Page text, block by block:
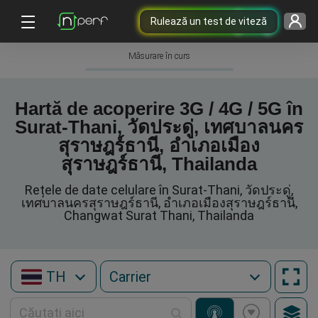
Rulează un test de viteză
Măsurare în curs
Hartă de acoperire 3G / 4G / 5G în
Surat-Thani, วัดประดู่, เทศบาลนคร
สุราษฎร์ธานี, อำเภอเมือง
สุราษฎร์ธานี, Thailanda
Rețele de date celulare în Surat-Thani, วัดประดู่,
เทศบาลนครสุราษฎร์ธานี, อำเภอเมืองสุราษฎร์ธานี,
Changwat Surat Thani, Thailanda
TH